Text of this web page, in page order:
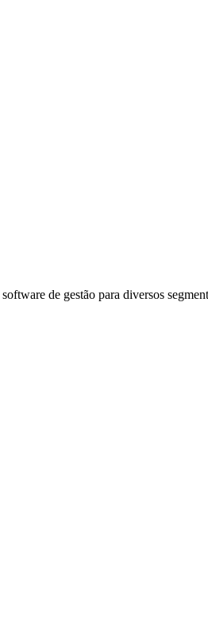
de gestão para diversos